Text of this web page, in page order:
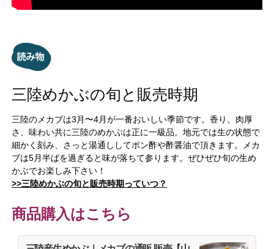
三陸めかぶの旬と販売時期
三陸のメカブは3月〜4月が一番おいしい季節です。香り、肉厚
さ、味わい共に三陸のめかぶは正に一級品。地元では生の状態で
細かく刻み、さっと湯通ししてポン酢や酢醤油で頂きます。メカ
ブは5月半ばを過ぎると味が落ちて参ります。ぜひぜひ旬の生め
かぶでお楽しみ下さい！
>>三陸めかぶの旬と販売時期っていつ？
商品購入はこちら